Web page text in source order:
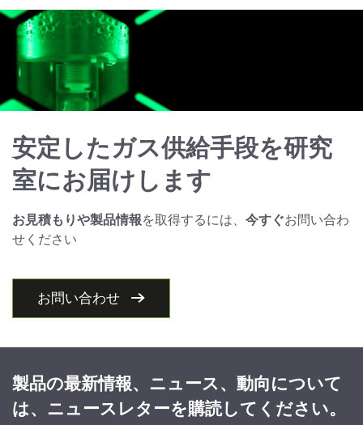
安定したガス供給手段を研究
室にお届けします
お見積もりや製品情報を取得するには、 今すぐお問い合わ
せください
お問い合わせ
製品の最新情報、ニュース、動向について
は、ニュースレターを購読してください。